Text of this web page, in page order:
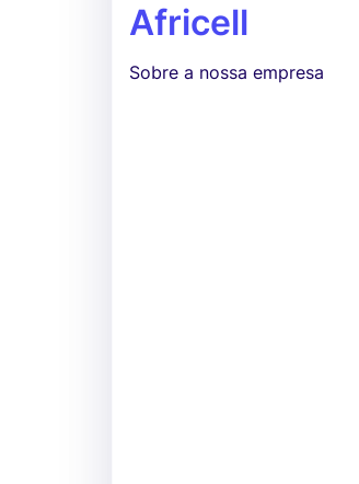
Africell
Sobre a nossa empresa